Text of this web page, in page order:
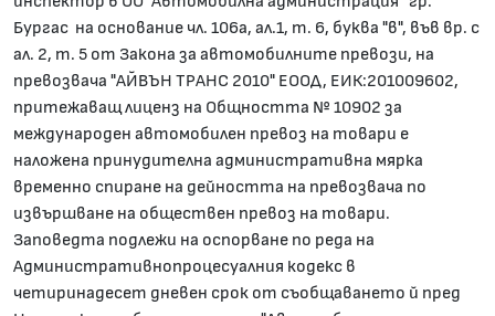
Бургас на основание чл. 106а, ал.1, т. 6, буква "в", във вр. с
ал. 2, т. 5 от Закона за автомобилните превози, на
превозвача "АЙВЪН ТРАНС 2010" ЕООД, ЕИК:201009602,
притежаващ лиценз на Общността № 10902 за
международен автомобилен превоз на товари е
наложена принудителна административна мярка
временно спиране на дейността на превозвача по
извършване на обществен превоз на товари.
Заповедта подлежи на оспорване по реда на
Административнопроцесуалния кодекс в
четиринадесет дневен срок от съобщаването й пред